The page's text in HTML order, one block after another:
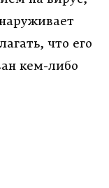
что его
кем-либо